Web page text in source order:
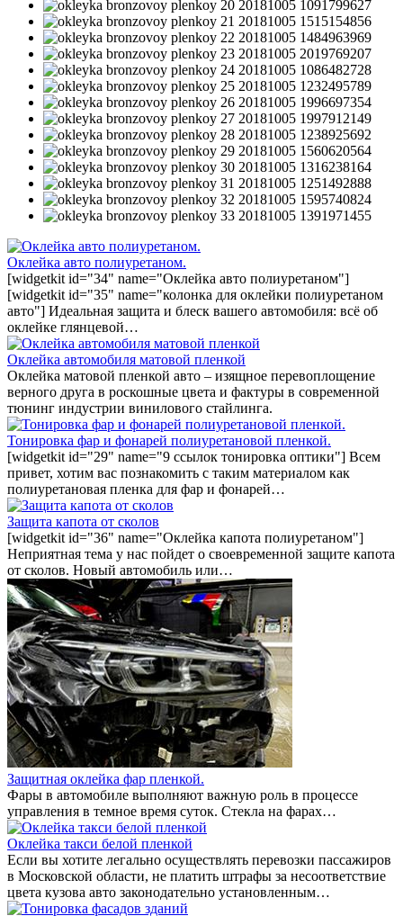
Оклейка авто полиуретаном.
[widgetkit id="34" name="Оклейка авто полиуретаном"]
[widgetkit id="35" name="колонка для оклейки полиуретаном
авто"] Идеальная защита и блеск вашего автомобиля: всё об
оклейке глянцевой…
Оклейка автомобиля матовой пленкой
Оклейка матовой пленкой авто – изящное перевоплощение
верного друга в роскошные цвета и фактуры в современной
тюнинг индустрии винилового стайлинга.
Тонировка фар и фонарей полиуретановой пленкой.
[widgetkit id="29" name="9 ссылок тонировка оптики"] Всем
привет, хотим вас познакомить с таким материалом как
полиуретановая пленка для фар и фонарей…
Защита капота от сколов
[widgetkit id="36" name="Оклейка капота полиуретаном"]
Неприятная тема у нас пойдет о своевременной защите капота
от сколов. Новый автомобиль или…
Защитная оклейка фар пленкой.
Фары в автомобиле выполняют важную роль в процессе
управления в темное время суток. Стекла на фарах…
Оклейка такси белой пленкой
Если вы хотите легально осуществлять перевозки пассажиров
в Московской области, не платить штрафы за несоответствие
цвета кузова авто законодательно установленным…